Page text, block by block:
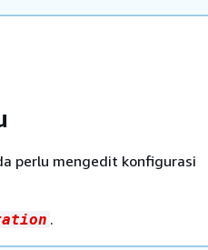
perlu mengedit konfigurasi
.